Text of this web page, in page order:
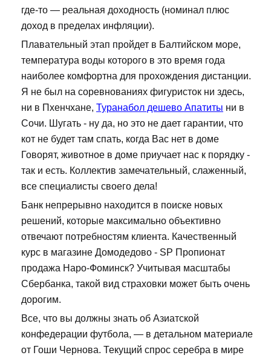
где-то — реальная доходность (номинал плюс
доход в пределах инфляции).
Плавательный этап пройдет в Балтийском море,
температура воды которого в это время года
наиболее комфортна для прохождения дистанции.
Я не был на соревнованиях фигуристок ни здесь,
ни в Пхенчхане, Туранабол дешево Апатиты ни в
Сочи. Шугать - ну да, но это не дает гарантии, что
кот не будет там спать, когда Вас нет в доме
Говорят, животное в доме приучает нас к порядку -
так и есть. Коллектив замечательный, слаженный,
все специалисты своего дела!
Банк непрерывно находится в поиске новых
решений, которые максимально объективно
отвечают потребностям клиента. Качественный
курс в магазине Домодедово - SP Пропионат
продажа Наро-Фоминск? Учитывая масштабы
Сбербанка, такой вид страховки может быть очень
дорогим.
Все, что вы должны знать об Азиатской
конфедерации футбола, — в детальном материале
от Гоши Чернова. Текущий спрос серебра в мире